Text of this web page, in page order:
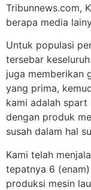
Tribunnews.com,
berapa media
Untuk populasi
tersebar
juga memberikan
yang prima,
kami adalah
dengan produk
susah dalam hal
Kami telah
tepatnya 6
produksi mesin